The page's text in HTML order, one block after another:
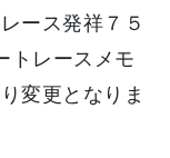
ース発祥７５
トレースメモ
変更となりま